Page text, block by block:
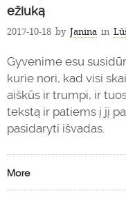
ežiuką
2017-10-18 by Janina in
Gyvenime esu
kurie nori, kad visi
aiškūs ir trumpi, ir
tekstą ir patiems į jį
pasidaryti išvadas.
More